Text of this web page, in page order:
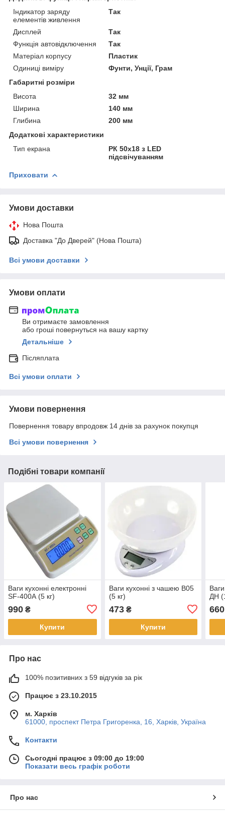
Індикатор заряду
елементів живлення
Так
Дисплей
Так
Функція автовідключення
Так
Матеріал корпусу
Пластик
Одиниці виміру
Фунти, Унції, Грам
Габаритні розміри
Висота
32 мм
Ширина
140 мм
Глибина
200 мм
Додаткові характеристики
Тип екрана
РК 50х18 з LED
підсвічуванням
Приховати
Умови доставки
Нова Пошта
Доставка "До Дверей" (Нова Пошта)
Всі умови доставки
Умови оплати
Ви отримаєте замовлення
або гроші повернуться на вашу картку
Детальніше
Післяплата
Всі умови оплати
Умови повернення
Повернення товару впродовж 14 днів за рахунок покупця
Всі умови повернення
Подібні товари компанії
Ваги кухонні електронні
SF-400А (5 кг)
990 ₴
Купити
Ваги кухонні з чашею B05
(5 кг)
473₴
Купити
ДН
660
Про нас
100% позитивних з 59 відгуків за рік
Працює з 23.10.2015
м. Харків
61000, проспект Петра Григоренка, 16, Харків, Україна
Контакти
Сьогодні працює з 09:00 до 19:00
Показати весь графік роботи
Про нас